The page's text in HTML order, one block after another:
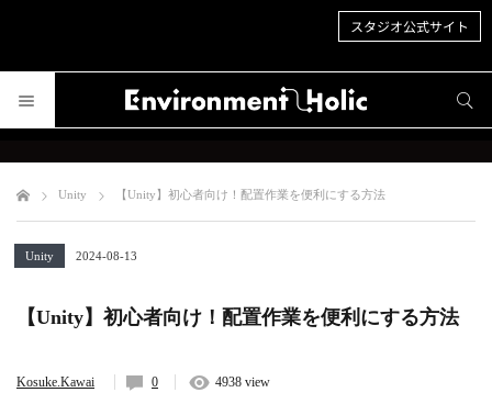
スタジオ公式サイト
Unity 【Unity】初心者向け！配置作業を便利にする方法
Unity 2024-08-13
【Unity】初心者向け！配置作業を便利にする方法
Kosuke.Kawai 0 4938 view
サイト内検索